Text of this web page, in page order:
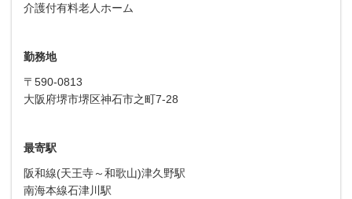
介護付有料老人ホーム
勤務地
〒590-0813
大阪府堺市堺区神石市之町7-28
最寄駅
阪和線(天王寺～和歌山)津久野駅
南海本線石津川駅